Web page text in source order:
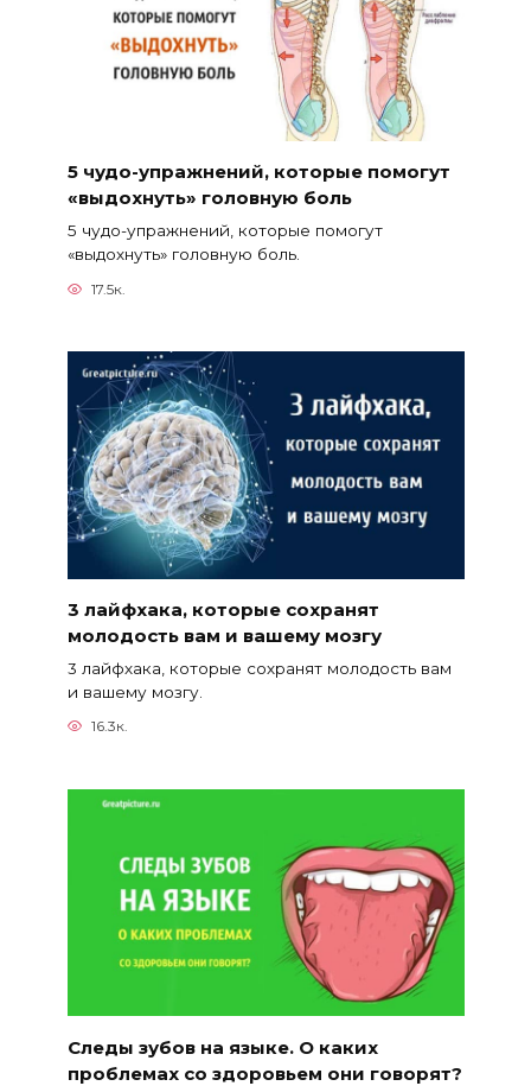
5 чудо-упражнений, которые помогут
«выдохнуть» головную боль
5 чудо-упражнений, которые помогут
«выдохнуть» головную боль.
17.5к.
3 лайфхака, которые сохранят
молодость вам и вашему мозгу
3 лайфхака, которые сохранят молодость вам
и вашему мозгу.
16.3к.
Следы зубов на языке. О каких
проблемах со здоровьем они говорят?